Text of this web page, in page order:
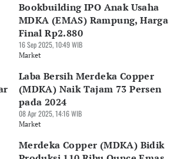
Bookbuilding IPO Anak Usaha
MDKA (EMAS) Rampung, Harga
Final Rp2.880
16 Sep 2025, 10:49 WIB
Market
Laba Bersih Merdeka Copper
(MDKA) Naik Tajam 73 Persen
pada 2024
08 Apr 2025, 14:16 WIB
Market
Merdeka Copper (MDKA) Bidik